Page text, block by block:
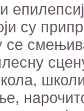
су
се